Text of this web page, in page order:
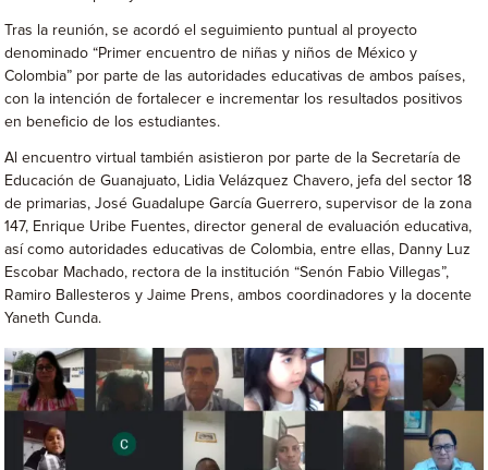
Tras la reunión, se acordó el seguimiento puntual al proyecto
denominado “Primer encuentro de niñas y niños de México y
Colombia” por parte de las autoridades educativas de ambos países,
con la intención de fortalecer e incrementar los resultados positivos
en beneficio de los estudiantes.
Al encuentro virtual también asistieron por parte de la Secretaría de
Educación de Guanajuato, Lidia Velázquez Chavero, jefa del sector 18
de primarias, José Guadalupe García Guerrero, supervisor de la zona
147, Enrique Uribe Fuentes, director general de evaluación educativa,
así como autoridades educativas de Colombia, entre ellas, Danny Luz
Escobar Machado, rectora de la institución “Senón Fabio Villegas”,
Ramiro Ballesteros y Jaime Prens, ambos coordinadores y la docente
Yaneth Cunda.